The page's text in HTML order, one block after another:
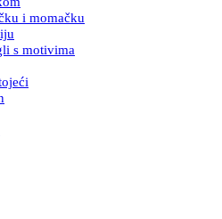
i momačku
s motivima